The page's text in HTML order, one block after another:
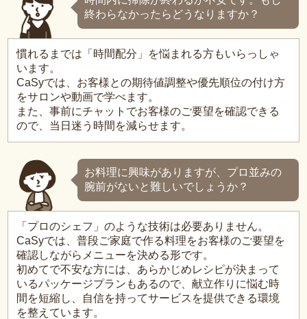
終わらなかったらどうなりますか？
慣れるまでは「時間配分」を悩まれる方もいらっしゃ
います。
CaSyでは、お客様との期待値調整や優先順位の付け方
をサロンや動画で学べます。
また、事前にチャットでお客様のご要望を確認できる
ので、当日迷う時間を減らせます。
お料理に興味がありますが、プロ並みの
腕前がないと難しいでしょうか？
「プロのシェフ」のような技術は必要ありません。
CaSyでは、普段ご家庭で作る料理をお客様のご要望を
確認しながらメニューを決める形です。
初めてで不安な方には、あらかじめレシピが決まって
いるパッケージプランもあるので、献立作りに悩む時
間を短縮し、自信を持ってサービスを提供できる環境
を整えています。